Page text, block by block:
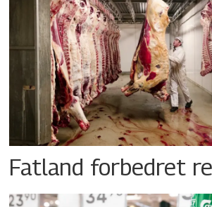
Fatland forbedret